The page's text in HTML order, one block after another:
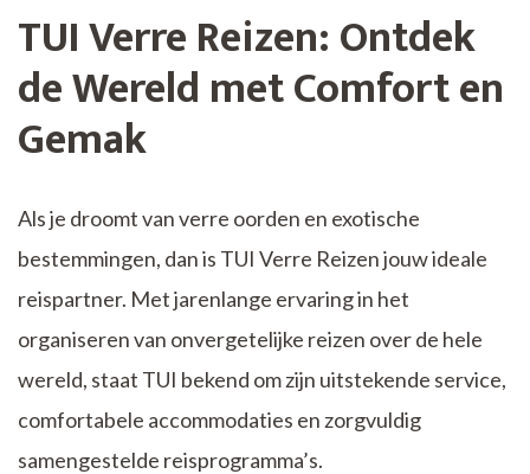
TUI Verre Reizen: Ontdek
de Wereld met Comfort en
Gemak
Als je droomt van verre oorden en exotische
bestemmingen, dan is TUI Verre Reizen jouw ideale
reispartner. Met jarenlange ervaring in het
organiseren van onvergetelijke reizen over de hele
wereld, staat TUI bekend om zijn uitstekende service,
comfortabele accommodaties en zorgvuldig
samengestelde reisprogramma’s.